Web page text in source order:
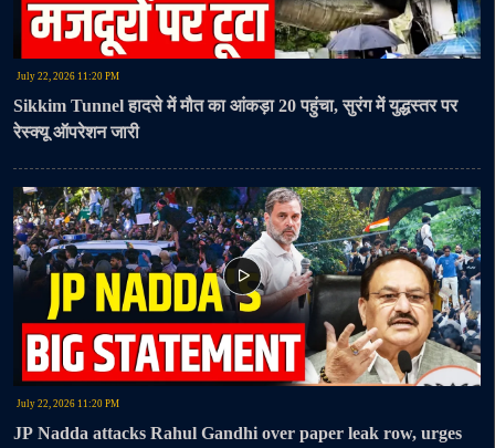
July 22, 2026 11:20 PM
Sikkim Tunnel हादसे में मौत का आंकड़ा 20 पहुंचा, सुरंग में युद्धस्तर पर
रेस्क्यू ऑपरेशन जारी
July 22, 2026 11:20 PM
JP Nadda attacks Rahul Gandhi over paper leak row, urges